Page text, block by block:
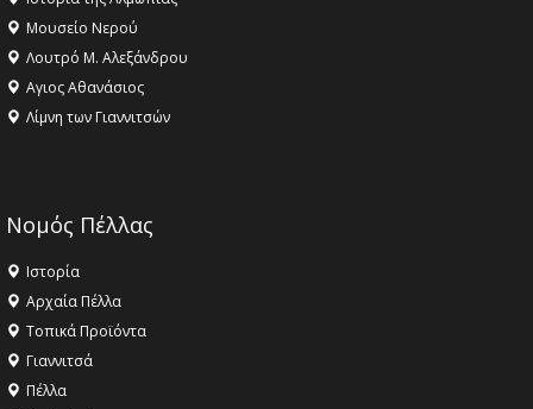
Μουσείο Νερού
Λουτρό Μ. Αλεξάνδρου
Αγιος Αθανάσιος
Λίμνη των Γιαννιτσών
Νομός Πέλλας
Ιστορία
Αρχαία Πέλλα
Τοπικά Προϊόντα
Γιαννιτσά
Πέλλα